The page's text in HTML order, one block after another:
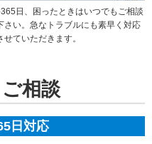
日、困ったときはいつでもご相談
さい。急なトラブルにも素早く対応
せていただきます。
相談
日対応